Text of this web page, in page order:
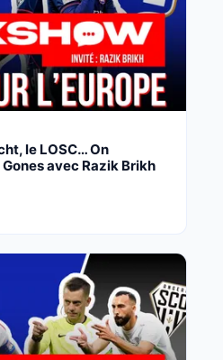
le LOSC… On
avec Razik Brikh